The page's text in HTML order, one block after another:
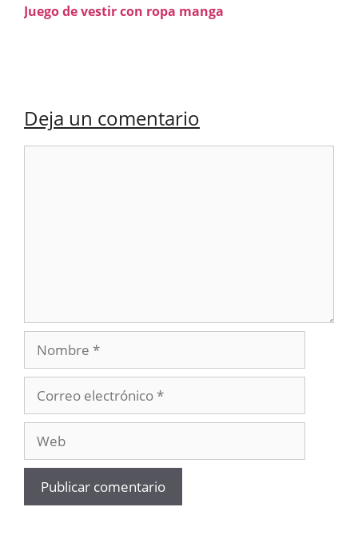
Juego de vestir con ropa manga
Deja un comentario
Nombre
electrónico